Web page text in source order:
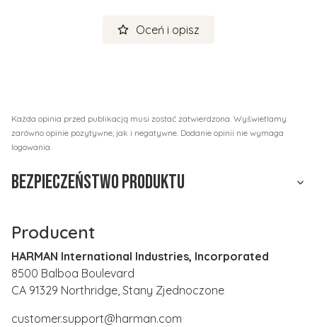
Oceń i opisz
Każda opinia przed publikacją musi zostać zatwierdzona. Wyświetlamy
zarówno opinie pozytywne, jak i negatywne. Dodanie opinii nie wymaga
logowania.
Bezpieczeństwo produktu
Producent
HARMAN International Industries, Incorporated
8500 Balboa Boulevard
CA 91329 Northridge, Stany Zjednoczone
customer.support@harman.com